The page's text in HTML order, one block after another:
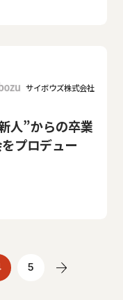
サイボウズ株式会社
人”からの卒業
プロデュー
5